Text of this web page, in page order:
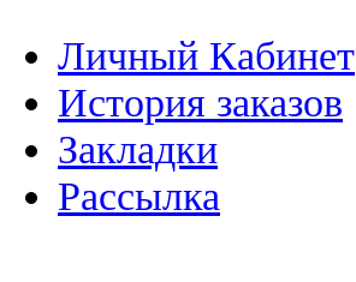
Личный Кабинет
История заказов
Закладки
Рассылка